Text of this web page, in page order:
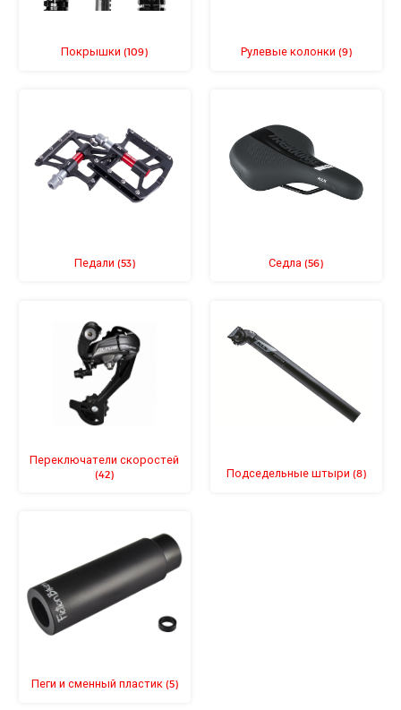
Покрышки(109) Рулевые колонки (9)
Педали (53) Седла(56)
Переключатели скоростей
(42) Подседельные штыри (8)
Пеги и сменный пластик (5)